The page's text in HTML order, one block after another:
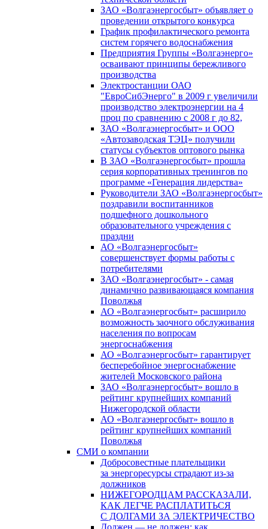
ЗАО «Волгаэнергосбыт» объявляет о
проведении открытого конкурса
График профилактического ремонта
систем горячего водоснабжения
Предприятия Группы «Волгаэнерго»
осваивают принципы бережливого
производства
Электростанции ОАО
"ЕвроСибЭнерго" в 2009 г увеличили
производство электроэнергии на 4
проц по сравнению с 2008 г до 82,
ЗАО «Волгаэнергосбыт» и ООО
«Автозаводская ТЭЦ» получили
статусы субъектов оптового рынка
В ЗАО «Волгаэнергосбыт» прошла
серия корпоративных тренингов по
программе «Генерация лидерства»
Руководители ЗАО «Волгаэнергосбыт»
поздравили воспитанников
подшефного дошкольного
образовательного учреждения с
праздни
АО «Волгаэнергосбыт»
совершенствует формы работы с
потребителями
ЗАО «Волгаэнергосбыт» - самая
динамично развивающаяся компания
Поволжья
АО «Волгаэнергосбыт» расширило
возможность заочного обслуживания
населения по вопросам
энергоснабжения
АО «Волгаэнергосбыт» гарантирует
бесперебойное энергоснабжение
жителей Московского района
ЗАО «Волгаэнергосбыт» вошло в
рейтинг крупнейших компаний
Нижегородской области
АО «Волгаэнергосбыт» вошло в
рейтинг крупнейших компаний
Поволжья
СМИ о компании
Добросовестные плательщики
за энергоресурсы страдают из-за
должников
НИЖЕГОРОДЦАМ РАССКАЗАЛИ,
КАК ЛЕГЧЕ РАСПЛАТИТЬСЯ
С ДОЛГАМИ ЗА ЭЛЕКТРИЧЕСТВО